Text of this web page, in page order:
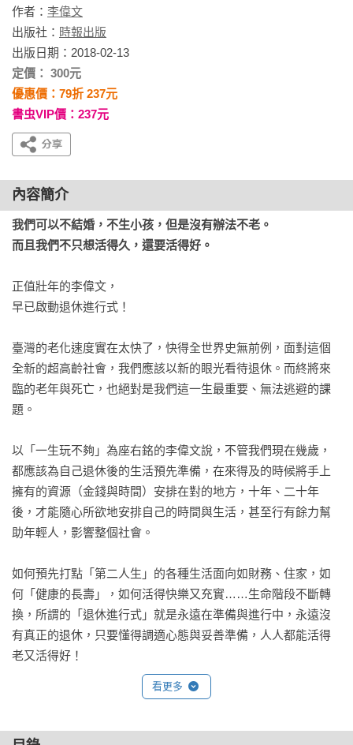
作者： 李偉文
出版社： 時報出版
出版日期：2018-02-13
定價： 300元
優惠價：79折 237元
書虫VIP價：237元
內容簡介
我們可以不結婚，不生小孩，但是沒有辦法不老。
而且我們不只想活得久，還要活得好。
正值壯年的李偉文，
早已啟動退休進行式！
臺灣的老化速度實在太快了，快得全世界史無前例，面對這個
全新的超高齡社會，我們應該以新的眼光看待退休。而終將來
臨的老年與死亡，也絕對是我們這一生最重要、無法逃避的課
題。
以「一生玩不夠」為座右銘的李偉文說，不管我們現在幾歲，
都應該為自己退休後的生活預先準備，在來得及的時候將手上
擁有的資源（金錢與時間）安排在對的地方，十年、二十年
後，才能隨心所欲地安排自己的時間與生活，甚至行有餘力幫
助年輕人，影響整個社會。
如何預先打點「第二人生」的各種生活面向如財務、住家，如
何「健康的長壽」，如何活得快樂又充實……生命階段不斷轉
換，所謂的「退休進行式」就是永遠在準備與進行中，永遠沒
有真正的退休，只要懂得調適心態與妥善準備，人人都能活得
老又活得好！
看更多